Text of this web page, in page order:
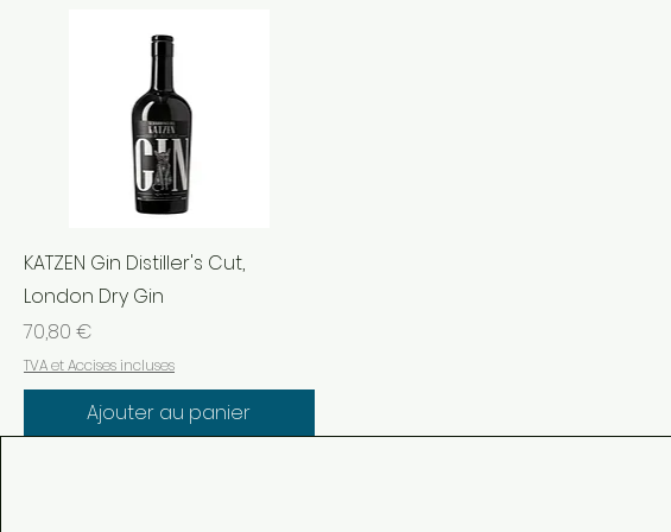
KATZEN Gin Distiller's Cut,
London Dry Gin
Prix
70,80 €
TVA et Accises incluses
Ajouter au panier